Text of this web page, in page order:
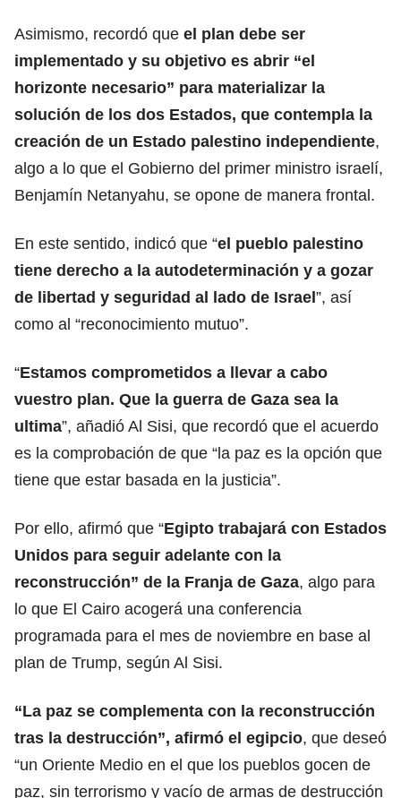
Asimismo, recordó que el plan debe ser
implementado y su objetivo es abrir “el
horizonte necesario” para materializar la
solución de los dos Estados, que contempla la
creación de un Estado palestino independiente,
algo a lo que el Gobierno del primer ministro israelí,
Benjamín Netanyahu, se opone de manera frontal.
En este sentido, indicó que “el pueblo palestino
tiene derecho a la autodeterminación y a gozar
de libertad y seguridad al lado de Israel”, así
como al “reconocimiento mutuo”.
“Estamos comprometidos a llevar a cabo
vuestro plan. Que la guerra de Gaza sea la
ultima”, añadió Al Sisi, que recordó que el acuerdo
es la comprobación de que “la paz es la opción que
tiene que estar basada en la justicia”.
Por ello, afirmó que “Egipto trabajará con Estados
Unidos para seguir adelante con la
reconstrucción” de la Franja de Gaza, algo para
lo que El Cairo acogerá una conferencia
programada para el mes de noviembre en base al
plan de Trump, según Al Sisi.
“La paz se complementa con la reconstrucción
tras la destrucción”, afirmó el egipcio, que deseó
“un Oriente Medio en el que los pueblos gocen de
paz, sin terrorismo y vacío de armas de destrucción